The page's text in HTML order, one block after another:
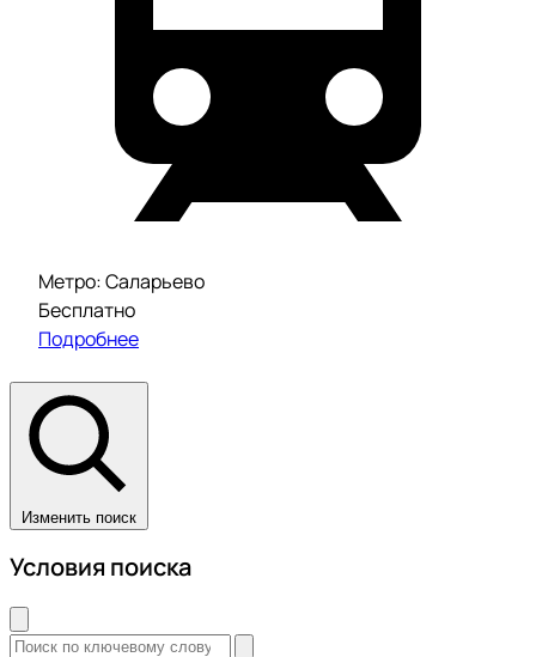
Метро: Саларьево
Бесплатно
Подробнее
Изменить поиск
Условия поиска